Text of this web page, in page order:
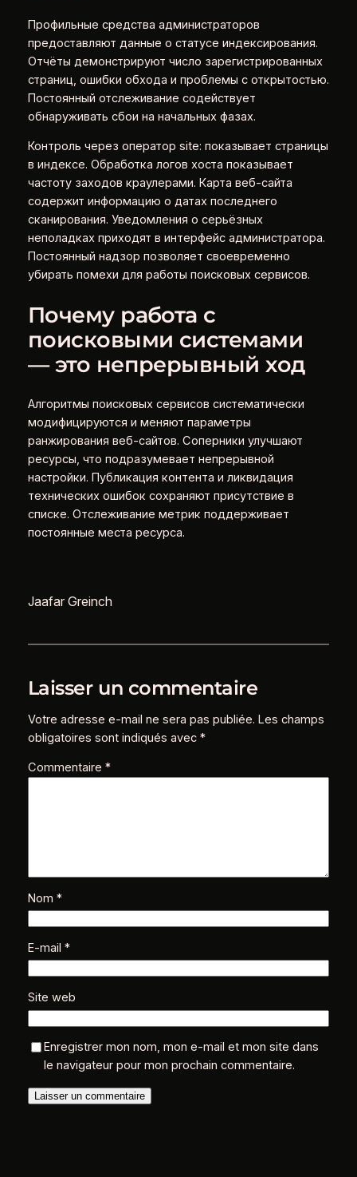
Профильные средства администраторов
предоставляют данные о статусе индексирования.
Отчёты демонстрируют число зарегистрированных
страниц, ошибки обхода и проблемы с открытостью.
Постоянный отслеживание содействует
обнаруживать сбои на начальных фазах.
Контроль через оператор site: показывает страницы
в индексе. Обработка логов хоста показывает
частоту заходов краулерами. Карта веб-сайта
содержит информацию о датах последнего
сканирования. Уведомления о серьёзных
неполадках приходят в интерфейс администратора.
Постоянный надзор позволяет своевременно
убирать помехи для работы поисковых сервисов.
Почему работа с
поисковыми системами
— это непрерывный ход
Алгоритмы поисковых сервисов систематически
модифицируются и меняют параметры
ранжирования веб-сайтов. Соперники улучшают
ресурсы, что подразумевает непрерывной
настройки. Публикация контента и ликвидация
технических ошибок сохраняют присутствие в
списке. Отслеживание метрик поддерживает
постоянные места ресурса.
Jaafar Greinch
Laisser un commentaire
Votre adresse e-mail ne sera pas publiée. Les champs
obligatoires sont indiqués avec *
Commentaire *
Nom *
E-mail *
Site web
Enregistrer mon nom, mon e-mail et mon site dans
le navigateur pour mon prochain commentaire.